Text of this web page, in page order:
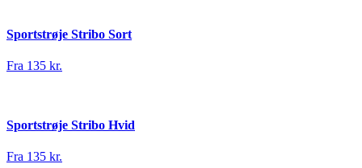
Sportstrøje Stribo Sort
Fra 135 kr.
Sportstrøje Stribo Hvid
Fra 135 kr.